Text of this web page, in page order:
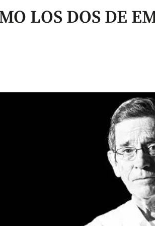
LOS DOS DE